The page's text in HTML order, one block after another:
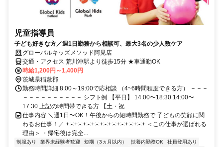
児童指導員
子ども好きな方／週1日勤務から相談可、最大3名の少人数ケア
グローバルキッズメソッド阿見店
交通・アクセス 荒川沖駅より徒歩15分 ★車通勤OK
時給1,200円～1,400円
茨城県稲敷郡
勤務時間詳細 8:00～19:00で応相談 （4~6時間程度できる方） －－－
－－－－－－－－－－ シフト例 【平日】 14:00〜18:30 14:00〜
17:30 上記の時間帯できる方 【土・祝...
仕事内容 ＼週1日〜OK！午後からの短時間勤務で 子どもの笑顔に関
わるお仕事！／ +:-:+:-:+:-:+:-:+:-:+:-:+:-:+:-:+:-:+ ＜この仕事が選ばれる
理由＞ ・帰宅後は完全...
制服あり 業界未経験者歓迎 短期（3ヵ月以内） 扶養内勤務OK
社員登用あり